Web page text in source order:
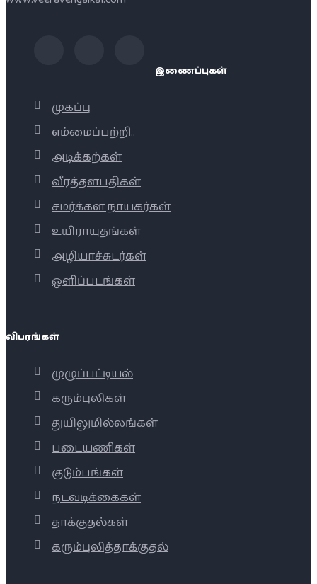
இணைப்புகள்
முகப்பு
எம்மைப்பற்றி..
அடிக்கற்கள்
வீரத்தளபதிகள்
சமர்க்கள நாயகர்கள்
உயிராயுதங்கள்
அழியாச்சுடர்கள்
ஒளிப்படங்கள்
விபரங்கள்
முழுப்பட்டியல்
கரும்புலிகள்
துயிலுமில்லங்கள்
படையணிகள்
குடும்பங்கள்
நடவடிக்கைகள்
தாக்குதல்கள்
கரும்புலித்தாக்குதல்